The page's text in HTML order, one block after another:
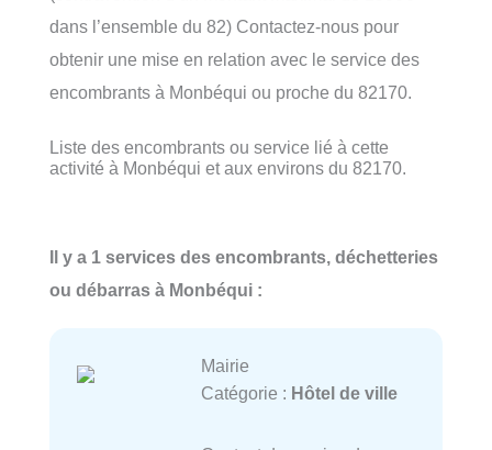
dans l’ensemble du 82) Contactez-nous pour
obtenir une mise en relation avec le service des
encombrants à Monbéqui ou proche du 82170.
Liste des encombrants ou service lié à cette
activité à Monbéqui et aux environs du 82170.
Il y a 1 services des encombrants, déchetteries
ou débarras à Monbéqui :
Mairie
Catégorie : Hôtel de ville